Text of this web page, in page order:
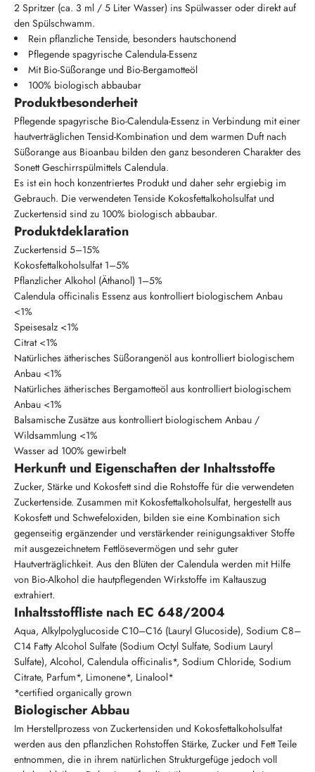
2 Spritzer (ca. 3 ml / 5 Liter Wasser) ins Spülwasser oder direkt auf
den Spülschwamm.
Rein pflanzliche Tenside, besonders hautschonend
Pflegende spagyrische Calendula-Essenz
Mit Bio-Süßorange und Bio-Bergamotteöl
100% biologisch abbaubar
Produktbesonderheit
Pflegende spagyrische Bio-Calendula-Essenz in Verbindung mit einer
hautverträglichen Tensid-Kombination und dem warmen Duft nach
Süßorange aus Bioanbau bilden den ganz besonderen Charakter des
Sonett Geschirrspülmittels Calendula.
Es ist ein hoch konzentriertes Produkt und daher sehr ergiebig im
Gebrauch. Die verwendeten Tenside Kokosfettalkoholsulfat und
Zuckertensid sind zu 100% biologisch abbaubar.
Produktdeklaration
Zuckertensid 5–15%
Kokosfettalkoholsulfat 1–5%
Pflanzlicher Alkohol (Äthanol) 1–5%
Calendula officinalis Essenz aus kontrolliert biologischem Anbau
<1%
Speisesalz <1%
Citrat <1%
Natürliches ätherisches Süßorangenöl aus kontrolliert biologischem
Anbau <1%
Natürliches ätherisches Bergamotteöl aus kontrolliert biologischem
Anbau <1%
Balsamische Zusätze aus kontrolliert biologischem Anbau /
Wildsammlung <1%
Wasser ad 100% gewirbelt
Herkunft und Eigenschaften der Inhaltsstoffe
Zucker, Stärke und Kokosfett sind die Rohstoffe für die verwendeten
Zuckertenside. Zusammen mit Kokosfettalkoholsulfat, hergestellt aus
Kokosfett und Schwefeloxiden, bilden sie eine Kombination sich
gegenseitig ergänzender und verstärkender reinigungsaktiver Stoffe
mit ausgezeichnetem Fettlösevermögen und sehr guter
Hautverträglichkeit. Aus den Blüten der Calendula werden mit Hilfe
von Bio-Alkohol die hautpflegenden Wirkstoffe im Kaltauszug
extrahiert.
Inhaltsstoffliste nach EC 648/2004
Aqua, Alkylpolyglucoside C10–C16 (Lauryl Glucoside), Sodium C8–
C14 Fatty Alcohol Sulfate (Sodium Octyl Sulfate, Sodium Lauryl
Sulfate), Alcohol, Calendula officinalis*, Sodium Chloride, Sodium
Citrate, Parfum*, Limonene*, Linalool*
*certified organically grown
Biologischer Abbau
Im Herstellprozess von Zuckertensiden und Kokosfettalkoholsulfat
werden aus den pflanzlichen Rohstoffen Stärke, Zucker und Fett Teile
entnommen, die in ihrem natürlichen Strukturgefüge jedoch voll